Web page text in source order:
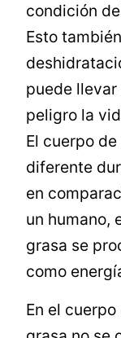
condición
Esto
puede llevar
peligro la
El cuerpo
diferente
en
un humano,
grasa se
como
En el